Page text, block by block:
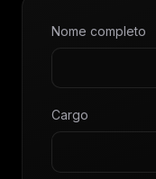
Nome completo
Cargo